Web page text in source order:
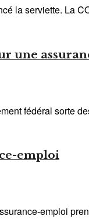
la serviette. La
une
fédéral sorte
emploi
emploi